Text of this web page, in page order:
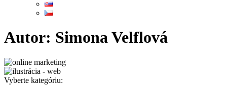
Autor: Simona Velflová
Vyberte kategóriu: